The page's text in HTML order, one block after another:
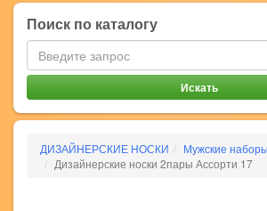
Поиск по каталогу
ДИЗАЙНЕРСКИЕ НОСКИ
Мужские
Дизайнерские носки 2пары Ассорти 17